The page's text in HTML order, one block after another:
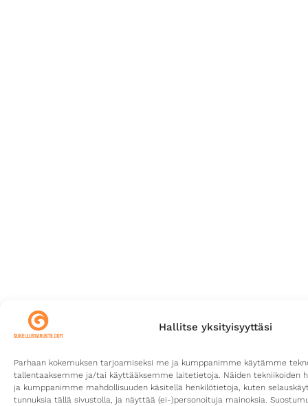
Hallitse yksityisyyttäsi
Parhaan kokemuksen tarjoamiseksi me ja kumppanimme käytämme
tallentaaksemme ja/tai käyttääksemme laitetietoja. Näiden tekniikoiden
ja kumppanimme mahdollisuuden käsitellä henkilötietoja, kuten
tunnuksia tällä sivustolla, ja näyttää (ei-)personoituja mainoksia.